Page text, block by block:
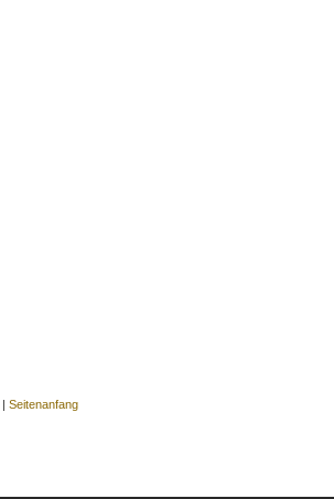
| Seitenanfang